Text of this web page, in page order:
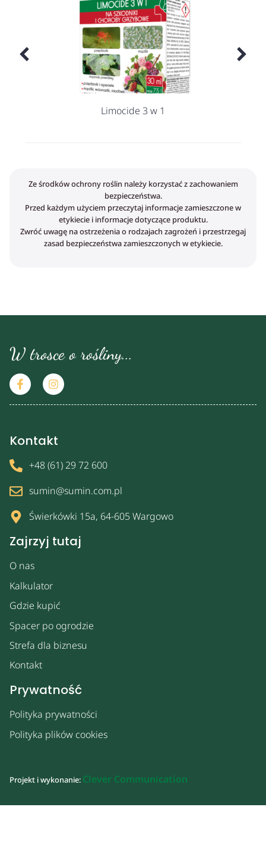
Limocide 3 w 1
Ze środków ochrony roślin należy korzystać z zachowaniem
bezpieczeństwa.
Przed każdym użyciem przeczytaj informacje zamieszczone w
etykiecie i informacje dotyczące produktu.
Zwróć uwagę na ostrzeżenia o rodzajach zagrożeń i przestrzegaj
zasad bezpieczeństwa zamieszczonych w etykiecie.
W trosce o rośliny...
Zajrzyj tutaj
O nas
Kalkulator
Gdzie kupić
Spacer po ogrodzie
Strefa dla biznesu
Kontakt
Prywatność
Polityka prywatności
Polityka plików cookies
Kontakt
+48 (61) 29 72 600
sumin@sumin.com.pl
Świerkówki 15a, 64-605 Wargowo
Projekt i wykonanie: Clever Communication